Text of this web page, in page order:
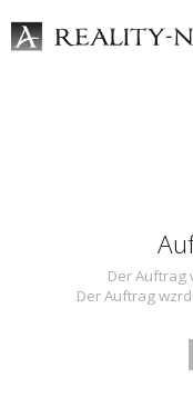
Der Auftrag
Der Auftrag